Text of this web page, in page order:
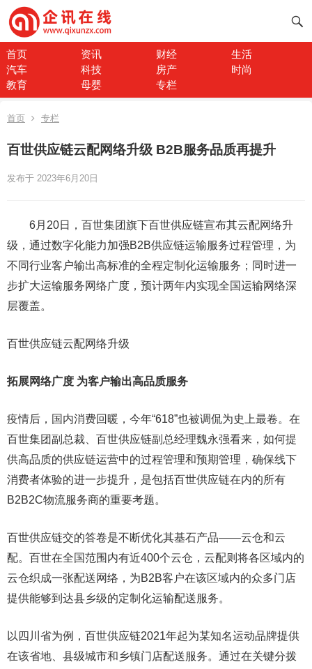
首页 资讯 财经
生活
汽车
科技 房产
时尚
教育
母婴 专栏
首页 专栏
百世供应链云配网络升级 B2B服务品质再提升
发布于 2023年6月20日
6月20日，百世集团旗下百世供应链宣布其云配网络升
级，通过数字化能力加强B2B供应链运输服务过程管理，为
不同行业客户输出高标准的全程定制化运输服务；同时进一
步扩大运输服务网络广度，预计两年内实现全国运输网络深
层覆盖。
百世供应链云配网络升级
拓展网络广度 为客户输出高品质服务
疫情后，国内消费回暖，今年“618”也被调侃为史上最卷。在
百世集团副总裁、百世供应链副总经理魏永强看来，如何提
供高品质的供应链运营中的过程管理和预期管理，确保线下
消费者体验的进一步提升，是包括百世供应链在内的所有
B2B2C物流服务商的重要考题。
百世供应链交的答卷是不断优化其基石产品――云仓和云
配。百世在全国范围内有近400个云仓，云配则将各区域内的
云仓织成一张配送网络，为B2B客户在该区域内的众多门店
提供能够到达县乡级的定制化运输配送服务。
以四川省为例，百世供应链2021年起为某知名运动品牌提供
在该省地、县级城市和乡镇门店配送服务。通过在关键分拨